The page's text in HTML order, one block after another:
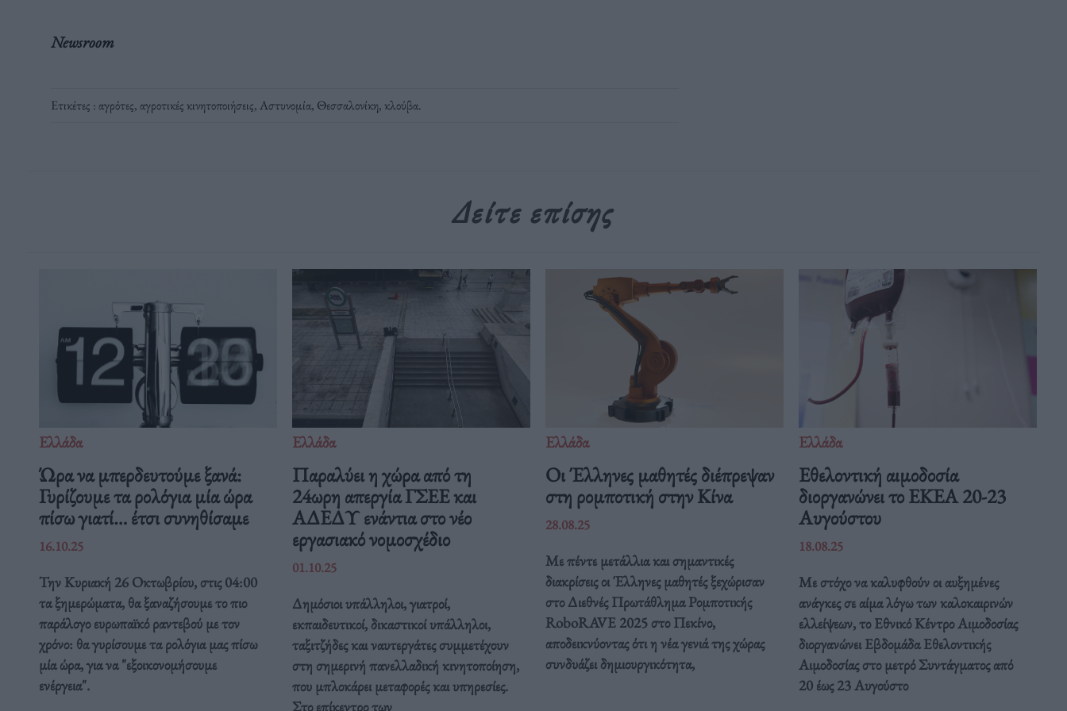
Newsroom
Ετικέτες :αγρότες,αγροτικές κινητοποιήσεις,Αστυνομία, Θεσσαλονίκη,κλούβα.
Δείτε επίσης
Ελλάδα
Ώρα να μπερδευτούμε ξανά:
Γυρίζουμε τα ρολόγια μία ώρα
πίσω γιατί… έτσι συνηθίσαμε
16.10.25
Την Κυριακή 26 Οκτωβρίου, στις 04:00
τα ξημερώματα, θα ξαναζήσουμε το πιο
παράλογο ευρωπαϊκό ραντεβού με τον
χρόνο: θα γυρίσουμε τα ρολόγια μας πίσω
μία ώρα, για να "εξοικονομήσουμε
ενέργεια".
Ελλάδα
Παραλύει η χώρα από τη
24ωρη απεργία ΓΣΕΕ και
ΑΔΕΔΥ ενάντια στο νέο
εργασιακό νομοσχέδιο
01.10.25
Δημόσιοι υπάλληλοι, γιατροί,
εκπαιδευτικοί, δικαστικοί υπάλληλοι,
ταξιτζήδες και ναυτεργάτες συμμετέχουν
στη σημερινή πανελλαδική κινητοποίηση,
που μπλοκάρει μεταφορές και υπηρεσίες.
Στο επίκεντρο των
Ελλάδα
Οι Έλληνες μαθητές διέπρεψαν
στη ρομποτική στην Κίνα
28.08.25
Με πέντε μετάλλια και σημαντικές
διακρίσεις οι Έλληνες μαθητές ξεχώρισαν
στο Διεθνές Πρωτάθλημα Ρομποτικής
RoboRAVE 2025 στο Πεκίνο,
αποδεικνύοντας ότι η νέα γενιά της χώρας
συνδυάζει δημιουργικότητα,
Ελλάδα
Eθελοντική αιμοδοσία
διοργανώνει το ΕΚΕΑ 20-23
Αυγούστου
18.08.25
Με στόχο να καλυφθούν οι αυξημένες
ανάγκες σε αίμα λόγω των καλοκαιρινών
ελλείψεων, το Εθνικό Κέντρο Αιμοδοσίας
διοργανώνει Εβδομάδα Εθελοντικής
Αιμοδοσίας στο μετρό Συντάγματος από
20 έως 23 Αυγούστο